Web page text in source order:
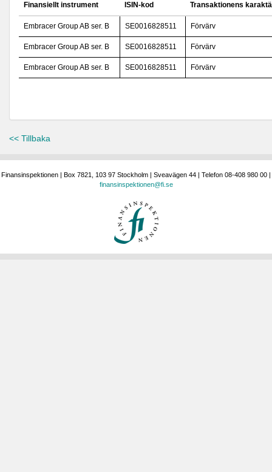
Finansiellt instrument ISIN-kod Transaktionens
Embracer Group AB ser. B SE0016828511 Förvärv
Embracer Group AB ser. B SE0016828511 Förvärv
Embracer Group AB ser. B SE0016828511 Förvärv
<< Tillbaka
Finansinspektionen | Box 7821, 103 97 Stockholm | Sveavägen 44 | Telefon 08-408 980 00 |
finansinspektionen@fi.se